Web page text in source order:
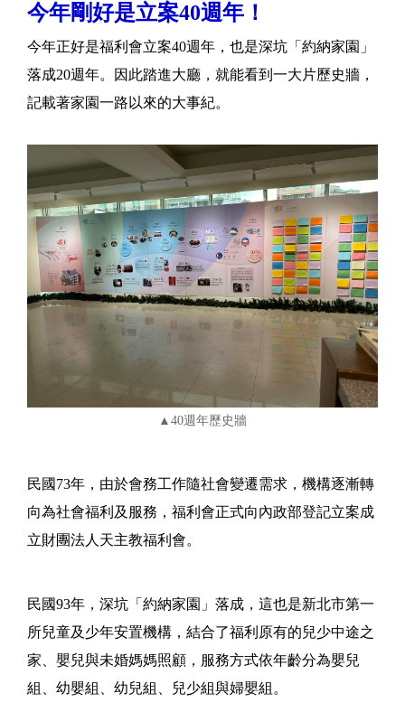
今年剛好是立案40週年！
今年正好是福利會立案40週年，也是深坑「約納家園」
落成20週年。因此踏進大廳，就能看到一大片歷史牆，
記載著家園一路以來的大事紀。
▲40週年歷史牆
民國73年，由於會務工作隨社會變遷需求，機構逐漸轉
向為社會福利及服務，福利會正式向內政部登記立案成
立財團法人天主教福利會。
民國93年，深坑「約納家園」落成，這也是新北市第一
所兒童及少年安置機構，結合了福利原有的兒少中途之
家、嬰兒與未婚媽媽照顧，服務方式依年齡分為嬰兒
組、幼嬰組、幼兒組、兒少組與婦嬰組。